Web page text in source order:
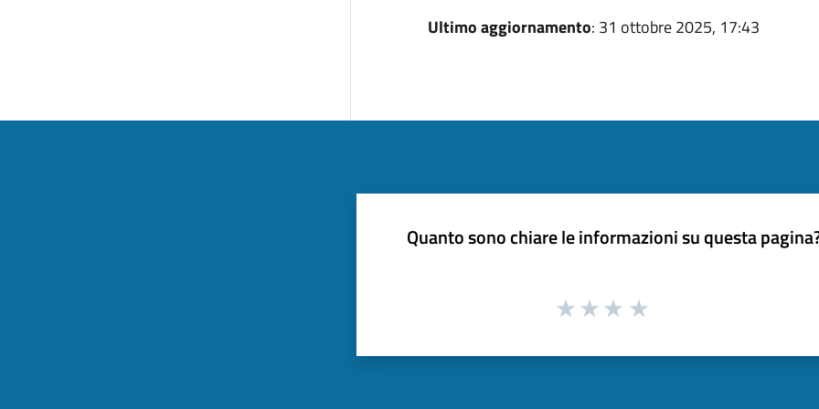
Ultimo aggiornamento: 31 ottobre 2025, 17:43
Quanto sono chiare le informazioni su questa